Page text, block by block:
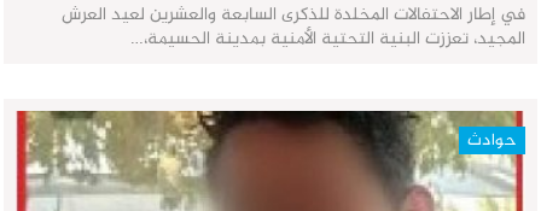
في إطار الاحتفالات المخلدة للذكرى السابعة والعشرين لعيد العرش
المجيد، تعززت البنية التحتية الأمنية بمدينة الحسيمة،…
حوادث